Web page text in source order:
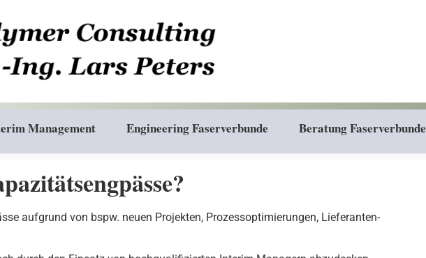
Management Engineering Faserverbunde Beratung Faserverbunde
aufgrund von bspw. neuen Projekten, Prozessoptimierungen, Lieferanten-